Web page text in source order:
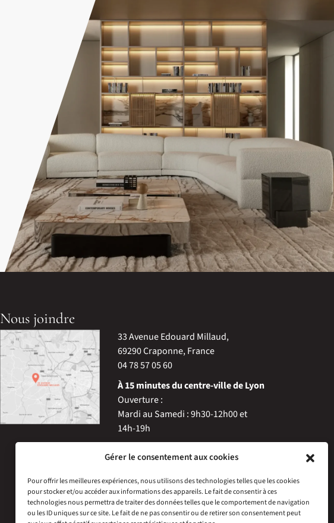
Gérer le consentement aux cookies
Pour offrir les meilleures expériences, nous utilisons des technologies telles que les cookies
pour stocker et/ou accéder aux informations des appareils. Le fait de consentir à ces
technologies nous permettra de traiter des données telles que le comportement de navigation
ou les ID uniques sur ce site. Le fait de ne pas consentir ou de retirer son consentement peut
Nous joindre
33 Avenue Edouard Millaud,
69290 Craponne, France
04 78 57 05 60
À 15 minutes du centre-ville de Lyon
Ouverture :
Mardi au Samedi : 9h30-12h00 et
14h-19h